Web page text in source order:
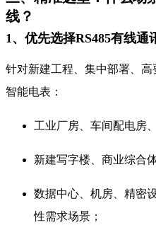
线？
1、优先选择RS485有线通
针对新建工程、集中部署、
智能电表：
工业厂房、车间配电房
新建写字楼、商业综合
数据中心、机房、精密
性需求场景；